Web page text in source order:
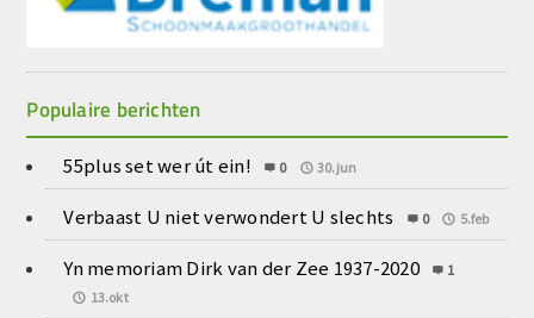
Populaire berichten
55plus set wer út ein! 0 30.jun
Verbaast U niet verwondert U slechts 0 5.feb
Yn memoriam Dirk van der Zee 1937-2020
1
13.okt